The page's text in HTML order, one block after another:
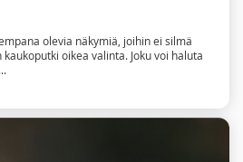
olevia näkymiä, joihin ei silmä
oikea valinta. Joku voi haluta